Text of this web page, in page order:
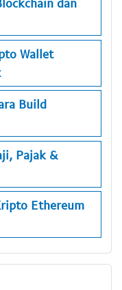
Wallet
Build
Pajak &
Ethereum